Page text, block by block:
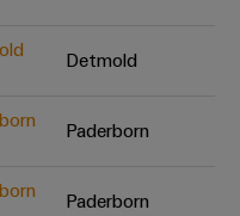
Detmold
Paderborn
Paderborn